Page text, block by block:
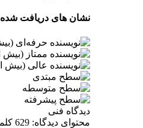
نشان های دریافت شده
دیدگاه فنی
محتوای دیدگاه: 629 کلمه